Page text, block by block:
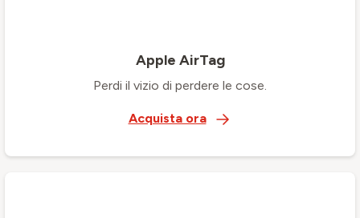
Apple AirTag
Perdi il vizio di perdere le cose.
Acquista ora